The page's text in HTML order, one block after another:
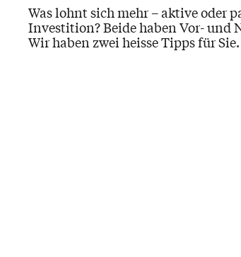
Was lohnt sich mehr – aktive oder
Investition? Beide haben Vor- und
Wir haben zwei heisse Tipps für Sie.